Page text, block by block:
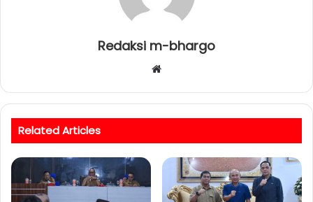
Redaksi m-bhargo
b
s
e
Related Articles